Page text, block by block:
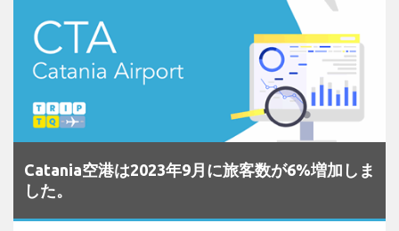
Catania空港は2023年9月に旅客数が6%増加しま
した。